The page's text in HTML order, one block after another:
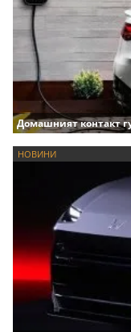
Домашният контакт
НОВИНИ